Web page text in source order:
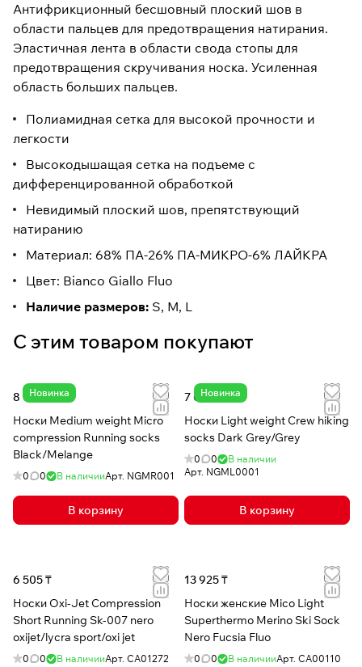
Антифрикционный бесшовный плоский шов в
области пальцев для предотвращения натирания.
Эластичная лента в области свода стопы для
предотвращения скручивания носка. Усиленная
область больших пальцев.
Полиамидная сетка для высокой прочности и
легкости
Высокодышащая сетка на подъеме с
дифференцированной обработкой
Невидимый плоский шов, препятствующий
натиранию
Материал: 68% ПА-26% ПА-МИКРО-6% ЛАЙКРА
Цвет: Bianco Giallo Fluo
Наличие размеров: S, M, L
С этим товаром покупают
Новинка
8 011 ₸
Носки Medium weight Micro
compression Running socks
Black/Melange
0 0 В наличииАрт. NGMR001
В корзину
Новинка
7 043 ₸
Носки Light weight Crew hiking
socks Dark Grey/Grey
0 0
В наличии
Арт. NGML0001
В корзину
6 505 ₸
Носки Oxi-Jet Compression
Short Running Sk-007 nero
oxijet/lycra sport/oxi jet
0 0 В наличииАрт. CA01272
13 925 ₸
Носки женские Mico Light
Superthermo Merino Ski Sock
Nero Fucsia Fluo
0 0 В наличииАрт. CA00110